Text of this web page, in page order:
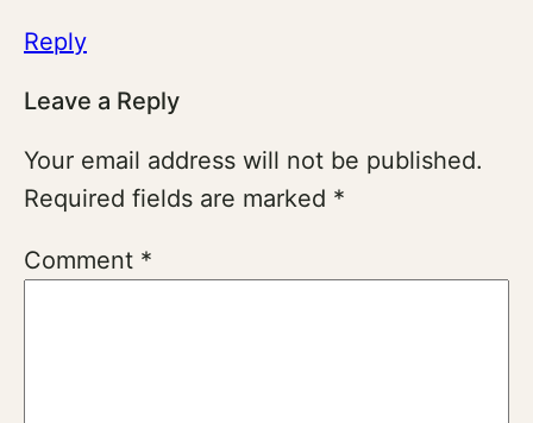
Reply
Leave a Reply
Your email address will not be published.
Required fields are marked *
Comment *